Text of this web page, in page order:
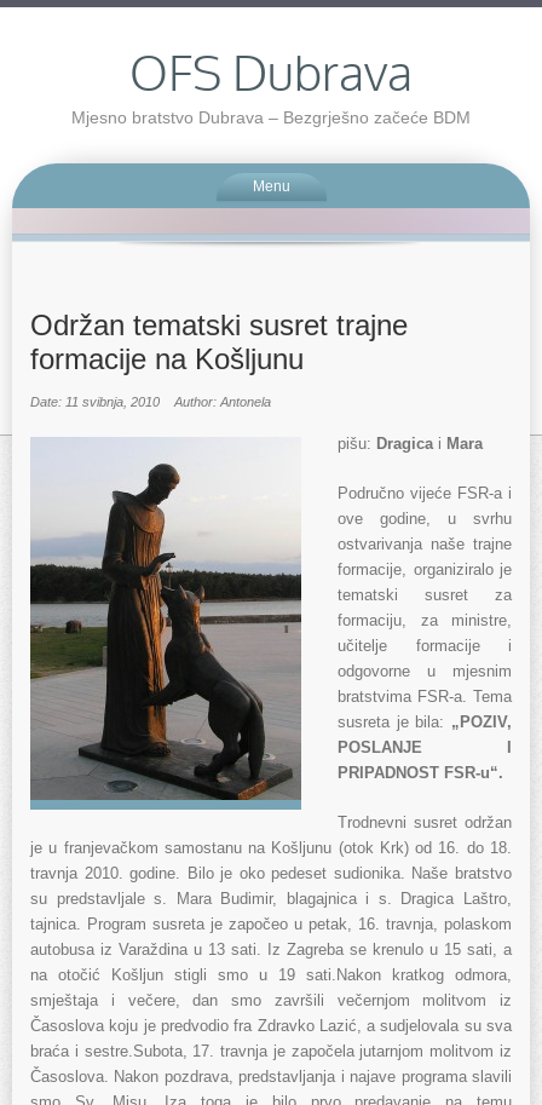
OFS Dubrava
Mjesno bratstvo Dubrava – Bezgrješno začeće BDM
Menu
Održan tematski susret trajne
formacije na Košljunu
Date: 11 svibnja, 2010 Author: Antonela
pišu: Dragicai Mara
Područno vijeće FSR-a i
ove godine, u svrhu
ostvarivanja naše trajne
formacije, organiziralo je
tematski susret za
formaciju, za ministre,
učitelje formacije i
odgovorne u mjesnim
bratstvima FSR-a. Tema
susreta je bila: „POZIV,
POSLANJE I
PRIPADNOST FSR-u“.
Trodnevni susret održan
je u franjevačkom samostanu na Košljunu (otok Krk) od 16. do 18.
travnja 2010. godine. Bilo je oko pedeset sudionika. Naše bratstvo
su predstavljale s. Mara Budimir, blagajnica i s. Dragica Laštro,
tajnica. Program susreta je započeo u petak, 16. travnja, polaskom
autobusa iz Varaždina u 13 sati. Iz Zagreba se krenulo u 15 sati, a
na otočić Košljun stigli smo u 19 sati.Nakon kratkog odmora,
smještaja i večere, dan smo završili večernjom molitvom iz
Časoslova koju je predvodio fra Zdravko Lazić, a sudjelovala su sva
braća i sestre.Subota, 17. travnja je započela jutarnjom molitvom iz
Časoslova. Nakon pozdrava, predstavljanja i najave programa slavili